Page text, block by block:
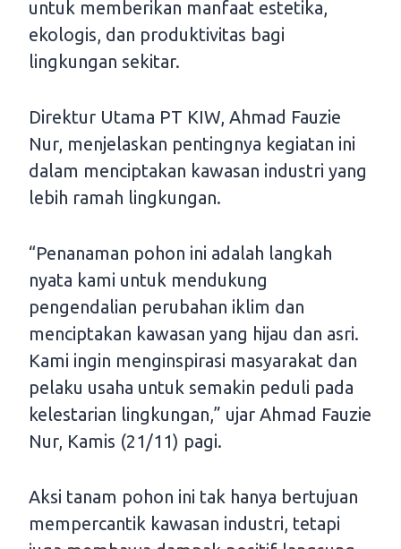
untuk memberikan manfaat estetika,
ekologis, dan produktivitas bagi
lingkungan sekitar.
Direktur Utama PT KIW, Ahmad Fauzie
Nur, menjelaskan pentingnya kegiatan ini
dalam menciptakan kawasan industri yang
lebih ramah lingkungan.
“Penanaman pohon ini adalah langkah
nyata kami untuk mendukung
pengendalian perubahan iklim dan
menciptakan kawasan yang hijau dan asri.
Kami ingin menginspirasi masyarakat dan
pelaku usaha untuk semakin peduli pada
kelestarian lingkungan,” ujar Ahmad Fauzie
Nur, Kamis (21/11) pagi.
Aksi tanam pohon ini tak hanya bertujuan
mempercantik kawasan industri, tetapi